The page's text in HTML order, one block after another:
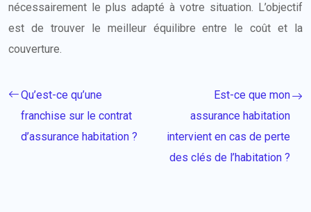
nécessairement le plus adapté à votre situation. L’objectif
est de trouver le meilleur équilibre entre le coût et la
couverture.
Qu’est-ce qu’une
franchise sur le contrat
d’assurance habitation ?
Est-ce que mon
assurance habitation
intervient en cas de perte
des clés de l’habitation ?